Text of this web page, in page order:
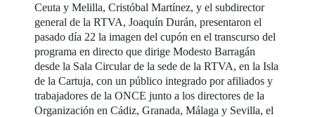
Ceuta y Melilla, Cristóbal Martínez, y el subdirector
general de la RTVA, Joaquín Durán, presentaron el
pasado día 22 la imagen del cupón en el transcurso del
programa en directo que dirige Modesto Barragán
desde la Sala Circular de la sede de la RTVA, en la Isla
de la Cartuja, con un público integrado por afiliados y
trabajadores de la ONCE junto a los directores de la
Organización en Cádiz, Granada, Málaga y Sevilla, el